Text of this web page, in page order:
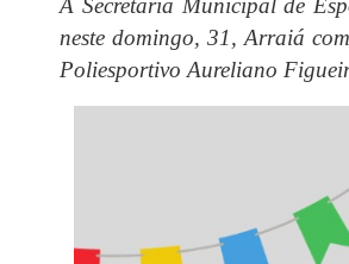
neste domingo, 31, Arraiá
Poliesportivo Aureliano